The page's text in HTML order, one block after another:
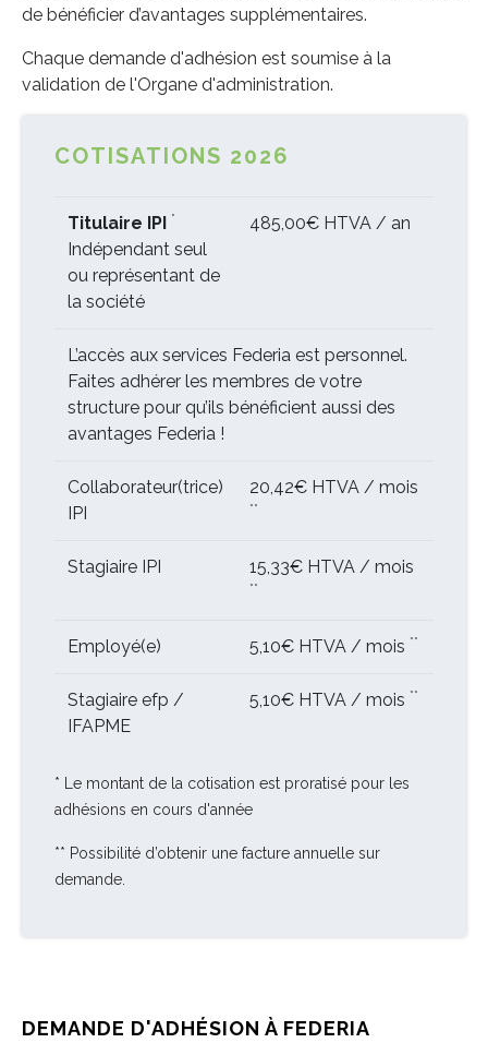
de bénéficier d’avantages supplémentaires.
Chaque demande d'adhésion est soumise à la
validation de l'Organe d'administration.
COTISATIONS 2026
Titulaire IPI *
Indépendant seul
ou représentant de
la société
485,00€ HTVA / an
L’accès aux services Federia est personnel.
Faites adhérer les membres de votre
structure pour qu’ils bénéficient aussi des
avantages Federia !
Collaborateur(trice)
IPI
20,42€ HTVA / mois
**
Stagiaire IPI 15,33€ HTVA / mois
**
Employé(e) 5,10€ HTVA / mois **
Stagiaire efp /
IFAPME
5,10€ HTVA / mois **
* Le montant de la cotisation est proratisé pour les
adhésions en cours d'année
** Possibilité d’obtenir une facture annuelle sur
demande.
DEMANDE D'ADHÉSION À FEDERIA